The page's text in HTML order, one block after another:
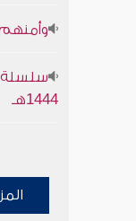
سلسلة
1444هـ